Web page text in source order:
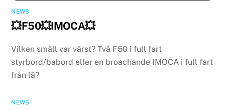
NEWS
💥F50💥IMOCA💥
Vilken smäll var värst? Två F50 i full fart
styrbord/babord eller en broachande IMOCA i full fart
från lä?
NEWS